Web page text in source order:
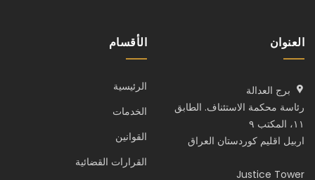
العنوان
برج العدالة
رئاسة محكمة الاستئناف. الطابق
١١، المكتب ٩
اربيل اقليم كوردستان العراق
Justice Tower
الأقسام
الرئيسية
الخدمات
القوانين
القرارات القضائية